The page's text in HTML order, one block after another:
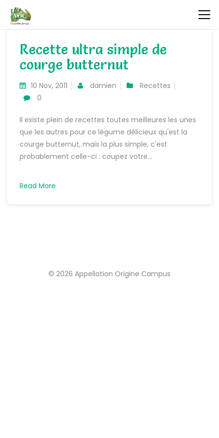
Recette ultra simple de
courge butternut
10 Nov, 2011 damien
Recettes
0
Il existe plein de recettes toutes meilleures les unes
que les autres pour ce légume délicieux qu'est la
courge butternut, mais la plus simple, c'est
probablement celle-ci : coupez votre...
Read More
© 2026 Appellation Origine Campus